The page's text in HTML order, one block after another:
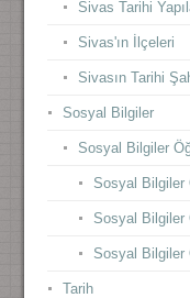
Sivas Tarihi
Sivas'ın İlçeleri
Sivasın Tarihi
Sosyal Bilgiler
Sosyal Bilgiler
Sosyal Bilgiler
Sosyal Bilgiler
Sosyal Bilgiler
Tarih